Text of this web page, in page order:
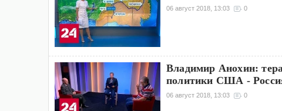
06 август 2018, 13:03 0
Владимир Анохин:
политики США -
06 август 2018, 13:03 0